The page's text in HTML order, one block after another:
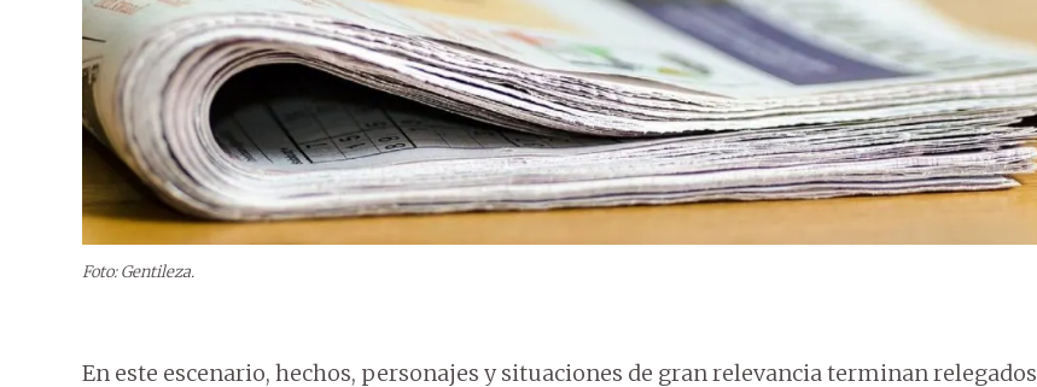
Foto: Gentileza.
En este escenario, hechos, personajes y situaciones de gran relevancia terminan relegados